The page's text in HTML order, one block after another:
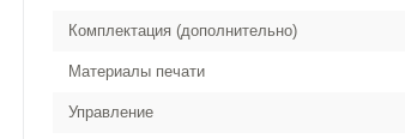
Комплектация (дополнительно)
Материалы печати
Управление